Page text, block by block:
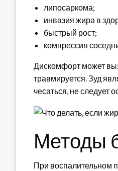
липосаркома;
инвазия жира в
быстрый рост;
компрессия
Дискомфорт может
травмируется. Зуд
чесаться, не следует
Методы
При воспалительном